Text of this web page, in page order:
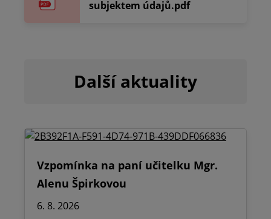
subjektem údajů.pdf
Další aktuality
Vzpomínka na paní učitelku Mgr.
Alenu Špirkovou
6. 8. 2026